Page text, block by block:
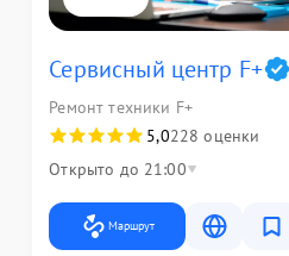
Сервисный центр F+
Ремонт техники F+
5,0228 оценки
Открыто до 21:00
Маршрут